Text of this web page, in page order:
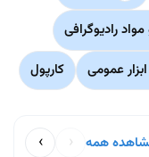
رادیوگرافی
عمومی کارپول
همه ‹
›